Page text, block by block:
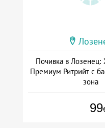
Почивка в Лозенец:
Премиум Ритрийт с
зона
99